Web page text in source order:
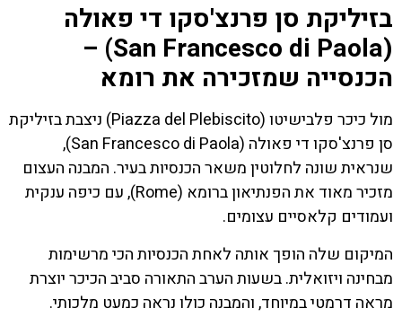
בזיליקת סן פרנצ'סקו די פאולה
(San Francesco di Paola) –
הכנסייה שמזכירה את רומא
מול כיכר פלבישיטו (Piazza del Plebiscito) ניצבת בזיליקת
סן פרנצ'סקו די פאולה (San Francesco di Paola),
שנראית שונה לחלוטין משאר הכנסיות בעיר. המבנה העצום
מזכיר מאוד את הפנתיאון ברומא (Rome), עם כיפה ענקית
ועמודים קלאסיים עצומים.
המיקום שלה הופך אותה לאחת הכנסיות הכי מרשימות
מבחינה ויזואלית. בשעות הערב התאורה סביב הכיכר יוצרת
מראה דרמטי במיוחד, והמבנה כולו נראה כמעט מלכותי.